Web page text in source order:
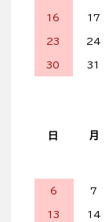
16 17
23 24
30 31
日 月
6 7
13 14